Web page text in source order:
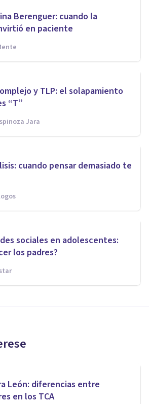
Berenguer: cuando la
en paciente
y TLP: el solapamiento
“T”
Jara
cuando pensar demasiado te
sociales en adolescentes:
los padres?
León: diferencias entre
en los TCA